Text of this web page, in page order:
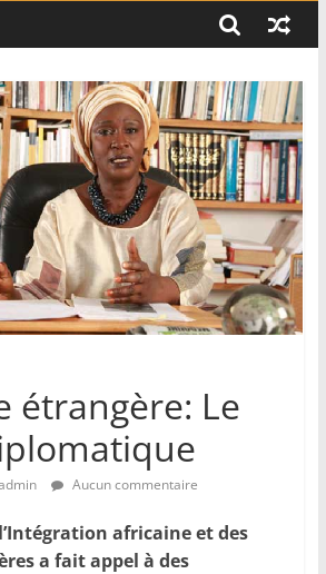
– Algérie: l’affaire Mehdi
contre le narcotrafic
étrangère: Le
Aucun commentaire
africaine et des
a fait appel à des